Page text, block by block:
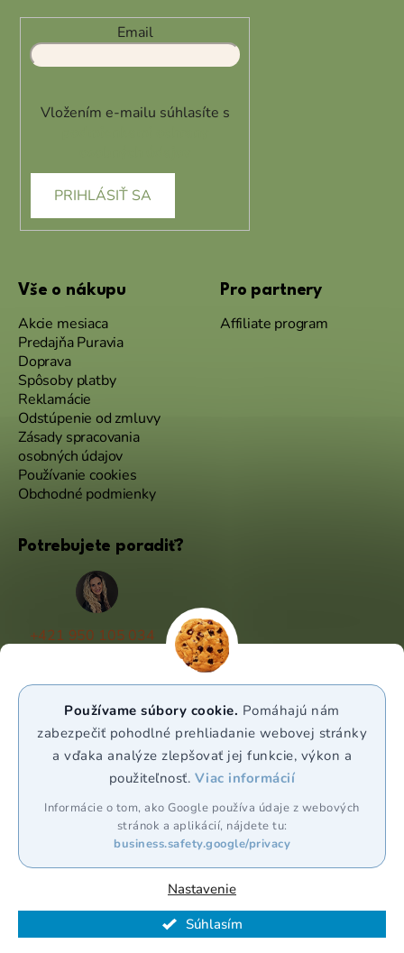
Používame súbory cookie. Pomáhajú nám
zabezpečiť pohodlné prehliadanie webovej stránky
a vďaka analýze zlepšovať jej funkcie, výkon a
použiteľnosť. Viac informácií
Informácie o tom, ako Google používa údaje z webových
stránok a aplikácií, nájdete tu:
business.safety.google/privacy
Nastavenie
Súhlasím
Email
Vložením e-mailu súhlasíte s
PRIHLÁSIŤ SA
Vše o nákupu
Akcie mesiaca
Predajňa Puravia
Doprava
Spôsoby platby
Reklamácie
Odstúpenie od zmluvy
Zásady spracovania
osobných údajov
Používanie cookies
Obchodné podmienky
Pro partnery
Affiliate program
Potrebujete poradiť?
+421 950 105 034
WhatsApp
Sledujte nás
Vytvoril Shoptet Premium